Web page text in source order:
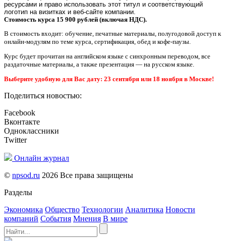
ресурсами и право использовать этот титул и соответствующий
логотип на визитках и веб-сайте компании.
Стоимость курса 15 900 рублей (включая НДС).
В стоимость входит: обучение, печатные материалы, полугодовой доступ к
онлайн-модулям по теме курса, сертификация, обед и кофе-паузы.
Курс будет прочитан на английском языке с синхронным переводом, все
раздаточные материалы, а также презентация — на русском языке.
Выберите удобную для Вас дату: 23 сентября или 18 ноября в Москве!
Поделиться новостью:
Facebook
Вконтакте
Одноклассники
Twitter
Онлайн журнал
© npsod.ru 2026 Все права защищены
Разделы
Экономика Общество Технологии Аналитика Новости
компаний События Мнения В мире